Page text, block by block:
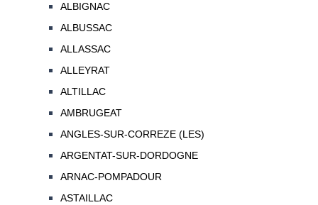
ALBIGNAC
ALBUSSAC
ALLASSAC
ALLEYRAT
ALTILLAC
AMBRUGEAT
ANGLES-SUR-CORREZE (LES)
ARGENTAT-SUR-DORDOGNE
ARNAC-POMPADOUR
ASTAILLAC